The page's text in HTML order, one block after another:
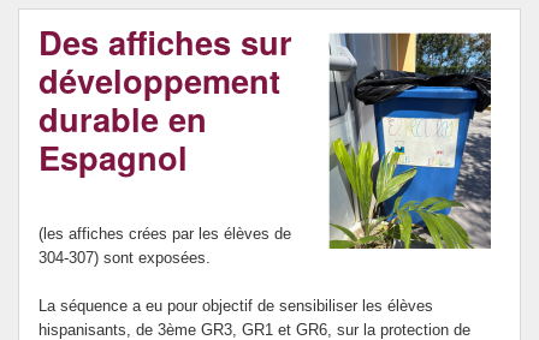
La pédagogie.
Projets, clubs et options
Le développement durable.
Le forum santé du collège Mariotti.
Des affiches sur
développement
durable en
Espagnol
(les affiches crées par les élèves de
304-307) sont exposées.
La séquence a eu pour objectif de sensibiliser les élèves
hispanisants, de 3ème GR3, GR1 et GR6, sur la protection de